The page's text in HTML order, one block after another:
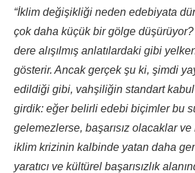
“İklim değişikliği neden edebiyata
çok daha küçük bir gölge
dere alışılmış anlatılardaki gibi
gösterir. Ancak gerçek şu ki, şimdi
edildiği gibi, vahşiliğin standart
girdik: eğer belirli edebi biçimler bu
gelemezlerse, başarısız olacaklar ve
iklim krizinin kalbinde yatan daha
yaratıcı ve kültürel başarısızlık